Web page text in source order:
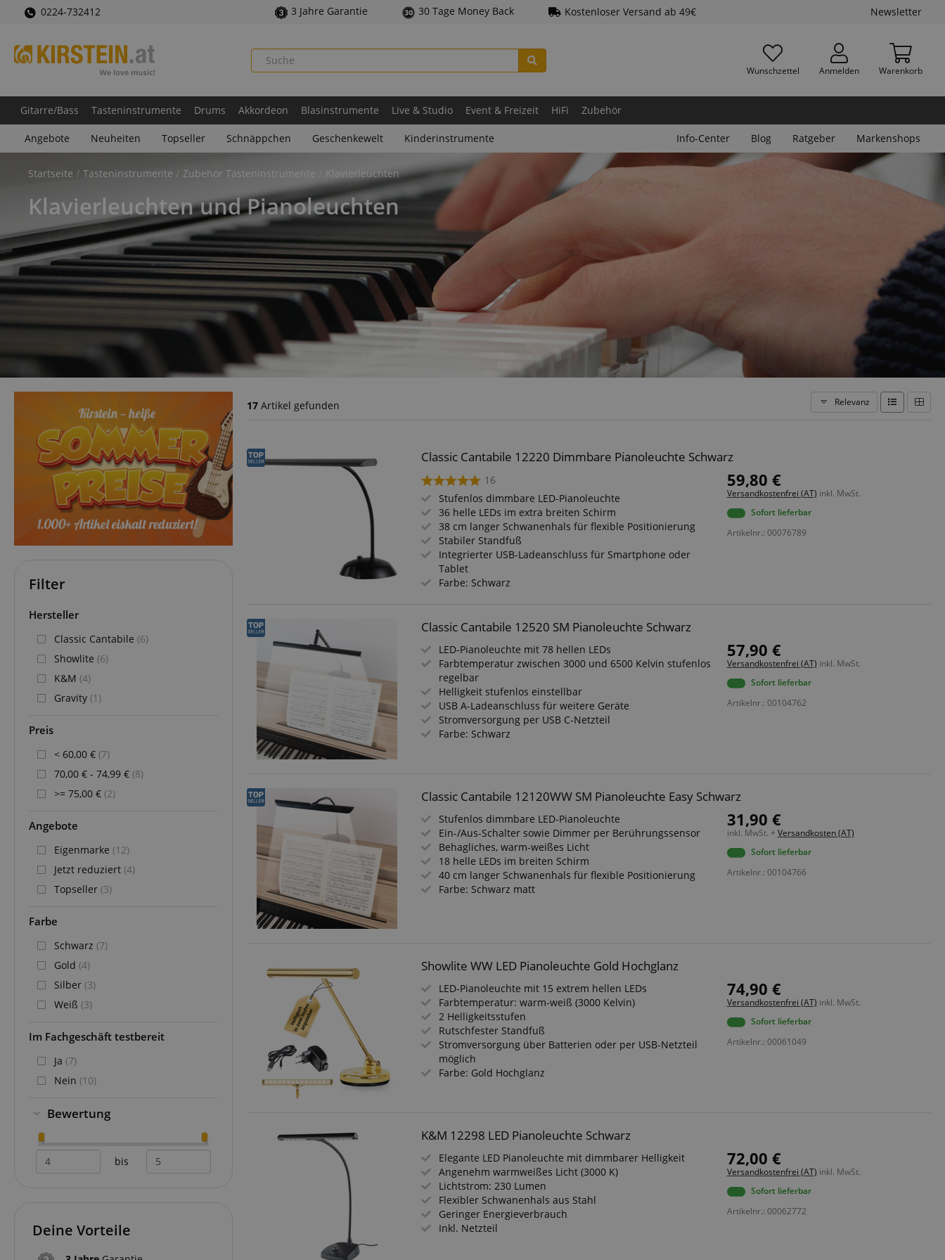
0224-732412 3 Jahre Garantie 30 Tage Money Back Kostenloser Versand ab 49€ Newsletter
Wunschzettel Anmelden Warenkorb
Gitarre/Bass Tasteninstrumente Drums Akkordeon Blasinstrumente Live & Studio Event & Freizeit HiFi Zubehör
Angebote Neuheiten Topseller Schnäppchen Geschenkewelt Kinderinstrumente Info-Center Blog Ratgeber Markenshops
Startseite Tasteninstrumente Zubehör Tasteninstrumente Klavierleuchten
Klavierleuchten und Pianoleuchten
17 Artikel gefunden Relevanz
Classic Cantabile 12220 Dimmbare Pianoleuchte Schwarz
16
Stufenlos dimmbare LED-Pianoleuchte
36 helle LEDs im extra breiten Schirm
38 cm langer Schwanenhals für flexible Positionierung
Stabiler Standfuß
Integrierter USB-Ladeanschluss für Smartphone oder
Tablet
Farbe: Schwarz
59,80 €
Versandkostenfrei (AT) inkl. MwSt.
Sofort lieferbar
Artikelnr.: 00076789
Classic Cantabile 12520 SM Pianoleuchte Schwarz
LED-Pianoleuchte mit 78 hellen LEDs
Farbtemperatur zwischen 3000 und 6500 Kelvin stufenlos
regelbar
Helligkeit stufenlos einstellbar
USB A-Ladeanschluss für weitere Geräte
Stromversorgung per USB C-Netzteil
Farbe: Schwarz
57,90 €
Versandkostenfrei (AT) inkl. MwSt.
Sofort lieferbar
Artikelnr.: 00104762
Classic Cantabile 12120WW SM Pianoleuchte Easy Schwarz
Stufenlos dimmbare LED-Pianoleuchte
Ein-/Aus-Schalter sowie Dimmer per Berührungssensor
Behagliches, warm-weißes Licht
18 helle LEDs im breiten Schirm
40 cm langer Schwanenhals für flexible Positionierung
Farbe: Schwarz matt
31,90 €
inkl. MwSt. + Versandkosten (AT)
Sofort lieferbar
Artikelnr.: 00104766
Showlite WW LED Pianoleuchte Gold Hochglanz
LED-Pianoleuchte mit 15 extrem hellen LEDs
Farbtemperatur: warm-weiß (3000 Kelvin)
2 Helligkeitsstufen
Rutschfester Standfuß
Stromversorgung über Batterien oder per USB-Netzteil
möglich
Farbe: Gold Hochglanz
74,90 €
Versandkostenfrei (AT) inkl. MwSt.
Sofort lieferbar
Artikelnr.: 00061049
K&M 12298 LED Pianoleuchte Schwarz
Elegante LED Pianoleuchte mit dimmbarer Helligkeit
Angenehm warmweißes Licht (3000 K)
Lichtstrom: 230 Lumen
Flexibler Schwanenhals aus Stahl
Geringer Energieverbrauch
Inkl. Netzteil
72,00 €
Versandkostenfrei (AT) inkl. MwSt.
Sofort lieferbar
Artikelnr.: 00062772
Filter
Hersteller
Classic Cantabile (6)
Showlite (6)
K&M (4)
Gravity (1)
Preis
< 60,00 € (7)
70,00 € - 74,99 € (8)
>= 75,00 € (2)
Angebote
Eigenmarke (12)
Jetzt reduziert (4)
Topseller (3)
Farbe
Schwarz (7)
Gold (4)
Silber (3)
Weiß (3)
Im Fachgeschäft testbereit
Ja (7)
Nein (10)
Bewertung
bis
Deine Vorteile